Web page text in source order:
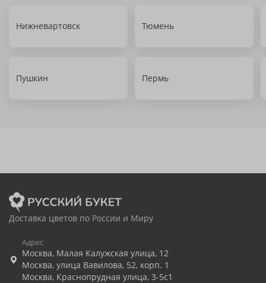
Нижневартовск Тюмень
Пушкин Пермь
Доставка цветов по России и Миру
Адрес
Москва, Малая Калужская улица, 12
Москва, улица Вавилова, 52, корп. 1
Москва, Краснопрудная улица, 3-5с1